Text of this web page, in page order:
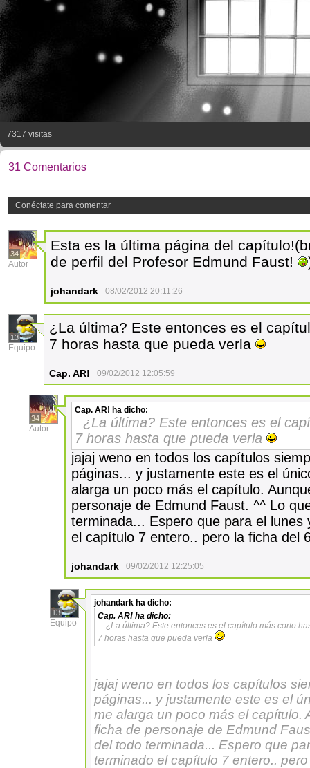
7317 visitas
31 Comentarios
Conéctate para comentar
34
Autor
Esta es la última página del
de perfil del Profesor Edmund Faust!
johandark 08/02/2012 20:11:26
13
Equipo
¿La última? Este entonces es el
7 horas hasta que pueda verla
Cap. AR! 09/02/2012 12:05:59
34
Autor
Cap. AR! ha dicho:
¿La última? Este entonces es el
7 horas hasta que pueda verla
jajaj weno en todos los capítulos
páginas... y justamente este es el
alarga un poco más el capítulo.
personaje de Edmund Faust. ^^ Lo
terminada... Espero que para el
el capítulo 7 entero.. pero la ficha del
johandark 09/02/2012 12:25:05
13
Equipo
johandark ha dicho:
Cap. AR! ha dicho:
¿La última? Este entonces es el capítulo más corto
7 horas hasta que pueda verla
jajaj weno en todos los capítulos
páginas... y justamente este es el
me alarga un poco más el capítulo.
ficha de personaje de Edmund
del todo terminada... Espero que
terminado el capítulo 7 entero..